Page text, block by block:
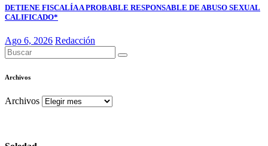
DETIENE FISCALÍA A PROBABLE RESPONSABLE DE ABUSO SEXUAL
CALIFICADO*
Ago 6, 2026 Redacción
Archivos
Archivos